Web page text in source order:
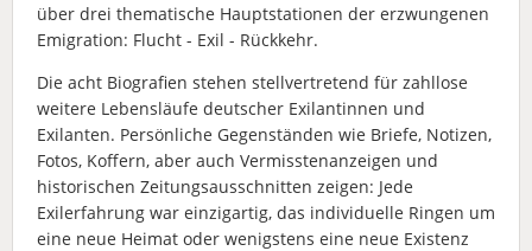
über drei thematische Hauptstationen der erzwungenen
Emigration: Flucht - Exil - Rückkehr.
Die acht Biografien stehen stellvertretend für zahllose
weitere Lebensläufe deutscher Exilantinnen und
Exilanten. Persönliche Gegenständen wie Briefe, Notizen,
Fotos, Koffern, aber auch Vermisstenanzeigen und
historischen Zeitungsausschnitten zeigen: Jede
Exilerfahrung war einzigartig, das individuelle Ringen um
eine neue Heimat oder wenigstens eine neue Existenz